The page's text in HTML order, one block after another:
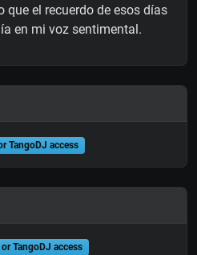
que el recuerdo de esos días
en mi voz sentimental.
TangoDJ access
TangoDJ access